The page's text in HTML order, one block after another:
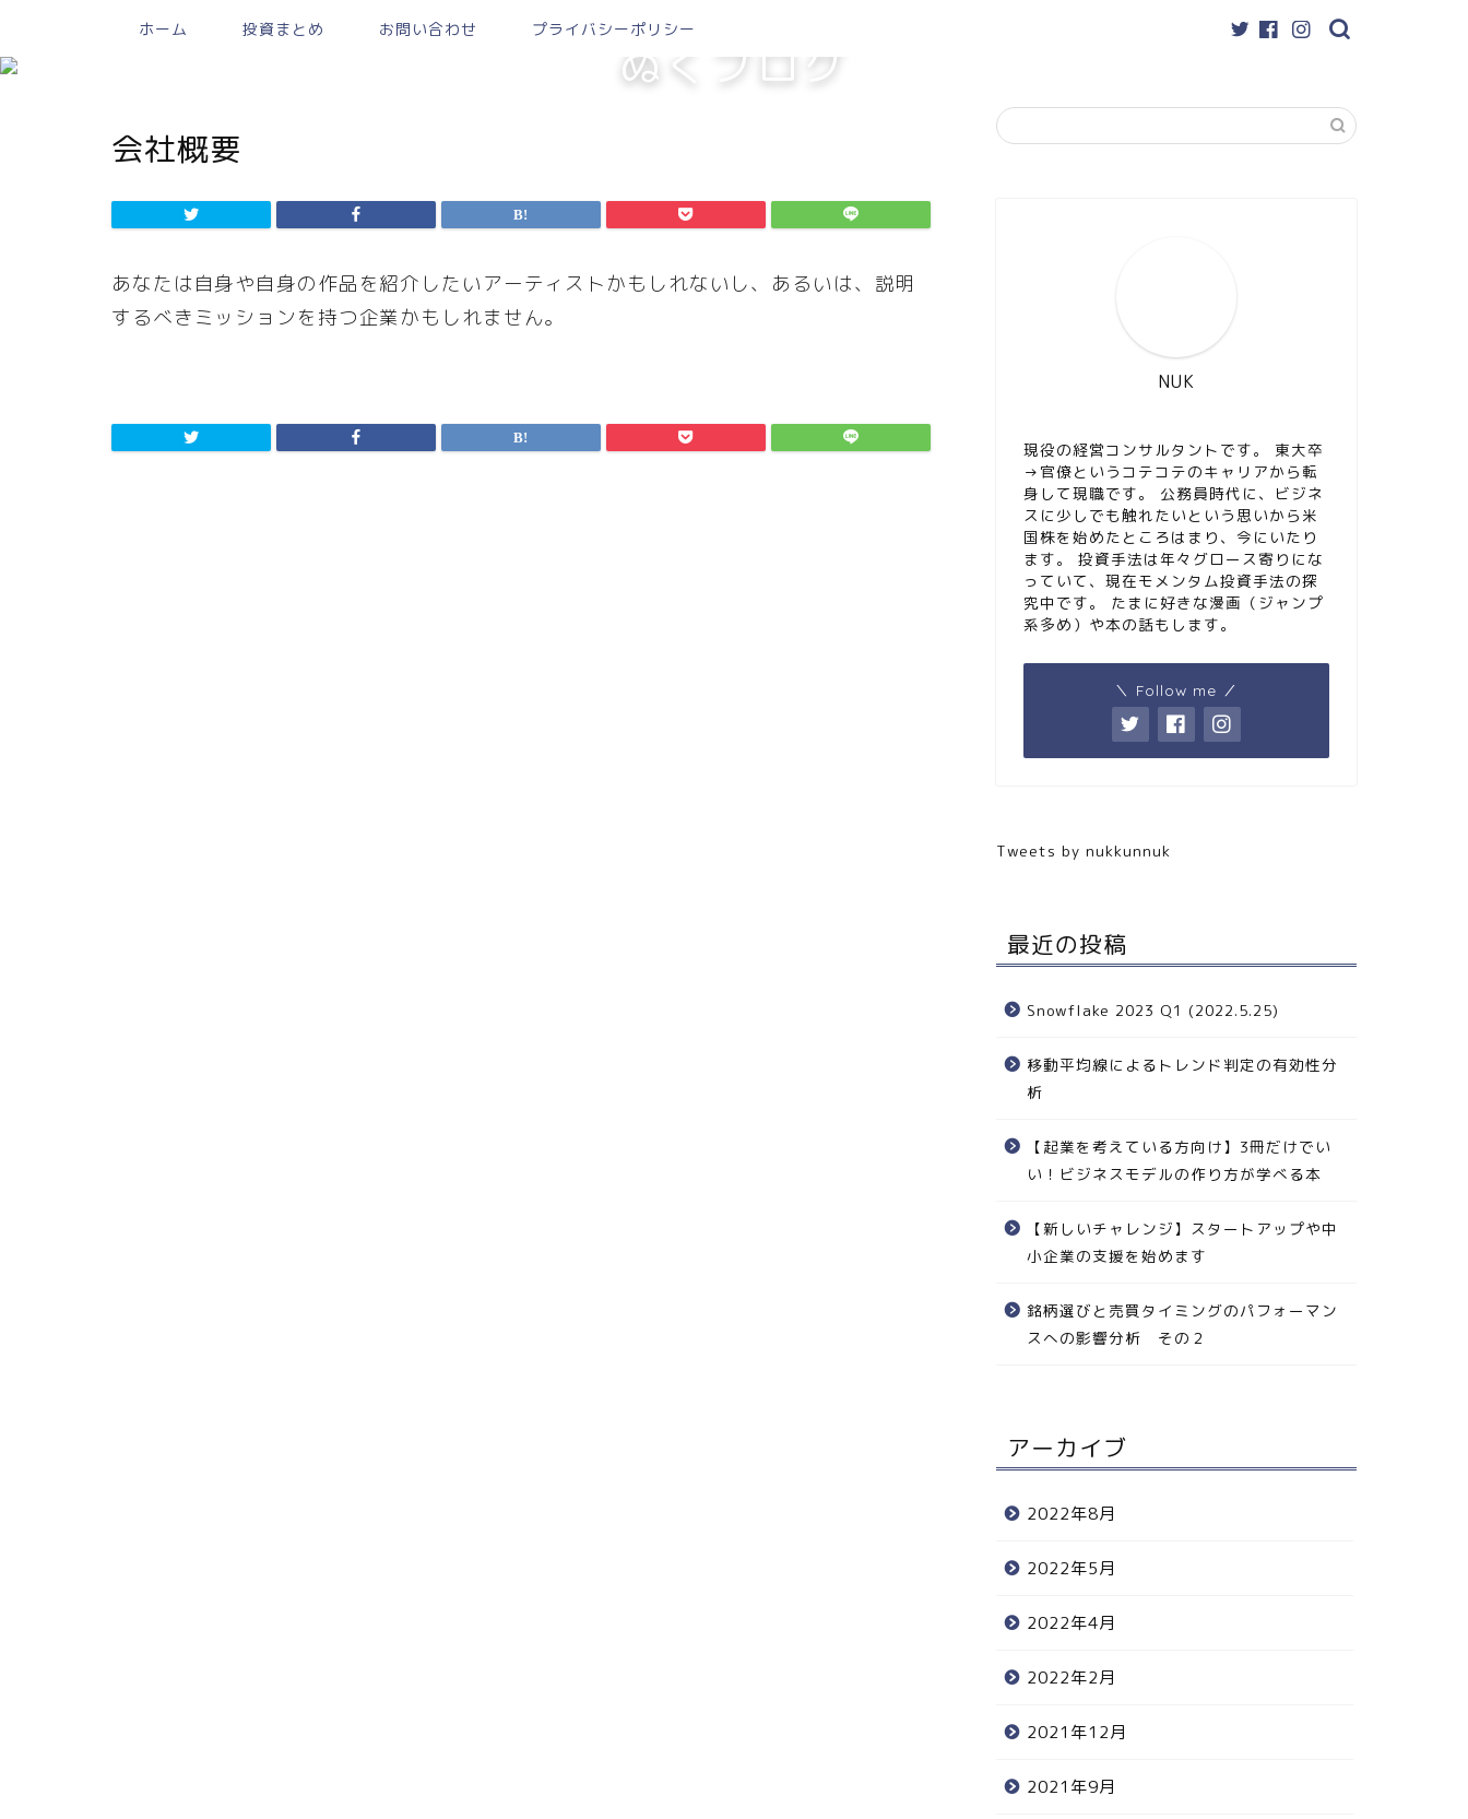
ホーム 投資まとめ お問い合わせ プライバシーポリシー
ぬくブログ
会社概要
あなたは自身や自身の作品を紹介したいアーティストかもしれないし、あるいは、説明
するべきミッションを持つ企業かもしれません。
NUK
現役の経営コンサルタントです。 東大卒
→官僚というコテコテのキャリアから転
身して現職です。 公務員時代に、ビジネ
スに少しでも触れたいという思いから米
国株を始めたところはまり、今にいたり
ます。 投資手法は年々グロース寄りにな
っていて、現在モメンタム投資手法の探
究中です。 たまに好きな漫画（ジャンプ
系多め）や本の話もします。
＼ Follow me ／
Tweets by nukkunnuk
最近の投稿
Snowflake 2023 Q1 (2022.5.25)
移動平均線によるトレンド判定の有効性分
析
【起業を考えている方向け】3冊だけでい
い！ビジネスモデルの作り方が学べる本
【新しいチャレンジ】スタートアップや中
小企業の支援を始めます
銘柄選びと売買タイミングのパフォーマン
スへの影響分析 その２
アーカイブ
2022年8月
2022年5月
2022年4月
2022年2月
2021年12月
2021年9月